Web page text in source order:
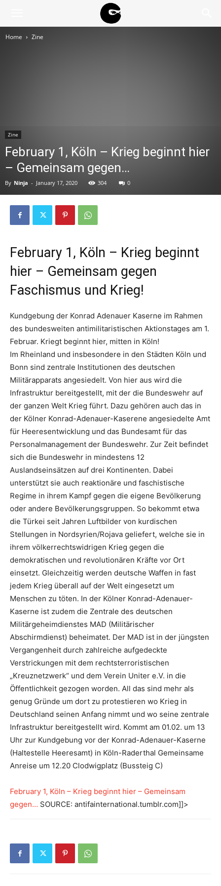
Home Zine
Zine
February 1, Köln – Krieg beginnt hier
– Gemeinsam gegen…
By Ninja - January 17, 2020 304 0
February 1, Köln – Krieg beginnt
hier – Gemeinsam gegen
Faschismus und Krieg!
Kundgebung der Konrad Adenauer Kaserne im Rahmen
des bundesweiten antimilitaristischen Aktionstages am 1.
Februar. Kriegt beginnt hier, mitten in Köln!
Im Rheinland und insbesondere in den Städten Köln und
Bonn sind zentrale Institutionen des deutschen
Militärapparats angesiedelt. Von hier aus wird die
Infrastruktur bereitgestellt, mit der die Bundeswehr auf
der ganzen Welt Krieg führt. Dazu gehören auch das in
der Kölner Konrad-Adenauer-Kaserene angesiedelte Amt
für Heeresentwicklung und das Bundesamt für das
Personalmanagement der Bundeswehr. Zur Zeit befindet
sich die Bundeswehr in mindestens 12
Auslandseinsätzen auf drei Kontinenten. Dabei
unterstützt sie auch reaktionäre und faschistische
Regime in ihrem Kampf gegen die eigene Bevölkerung
oder andere Bevölkerungsgruppen. So bekommt etwa
die Türkei seit Jahren Luftbilder von kurdischen
Stellungen in Nordsyrien/Rojava geliefert, welche sie in
ihrem völkerrechtswidrigen Krieg gegen die
demokratischen und revolutionären Kräfte vor Ort
einsetzt. Gleichzeitig werden deutsche Waffen in fast
jedem Krieg überall auf der Welt eingesetzt um
Menschen zu töten. In der Kölner Konrad-Adenauer-
Kaserne ist zudem die Zentrale des deutschen
Militärgeheimdienstes MAD (Militärischer
Abschirmdienst) beheimatet. Der MAD ist in der jüngsten
Vergangenheit durch zahlreiche aufgedeckte
Verstrickungen mit dem rechtsterroristischen
„Kreuznetzwerk“ und dem Verein Uniter e.V. in die
Öffentlichkeit gezogen worden. All das sind mehr als
genug Gründe um dort zu protestieren wo Krieg in
Deutschland seinen Anfang nimmt und wo seine zentrale
Infrastruktur bereitgestellt wird. Kommt am 01.02. um 13
Uhr zur Kundgebung vor der Konrad-Adenauer-Kaserne
(Haltestelle Heeresamt) in Köln-Raderthal Gemeinsame
Anreise um 12.20 Clodwigplatz (Bussteig C)
February 1, Köln – Krieg beginnt hier – Gemeinsam
gegen… SOURCE: antifainternational.tumblr.com]]>